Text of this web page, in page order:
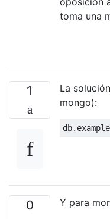
toma una
1
La
mongo):
db. example
0
Y para